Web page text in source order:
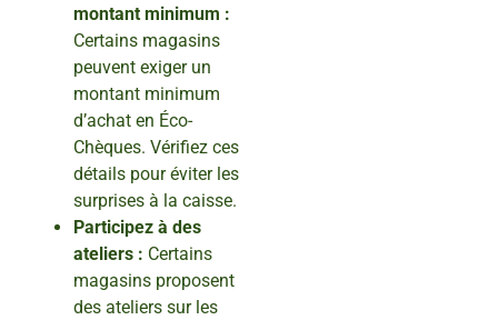
montant minimum :
Certains magasins
peuvent exiger un
montant minimum
d’achat en Éco-
Chèques. Vérifiez ces
détails pour éviter les
surprises à la caisse.
Participez à des
ateliers : Certains
magasins proposent
des ateliers sur les